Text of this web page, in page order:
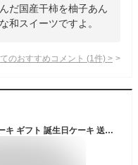
だ国産干柿を柚子あん
和スイーツですよ。
のおすすめコメント (1 件) >
和栗焼き栗ロール18cm大きめ ロールケーキ ギフト 誕生日ケーキ 送料無料 敬老の日 お歳暮 ギフト 職場 スイーツ お取り寄せ 送料無料 送料込み 栗 スイーツ 母の日ギフト 父の日ギフト 和栗 栗ロール 取り寄せスイーツ 栗スイーツ 和栗 マロン スイーツ 栗 スイーツ ギフト